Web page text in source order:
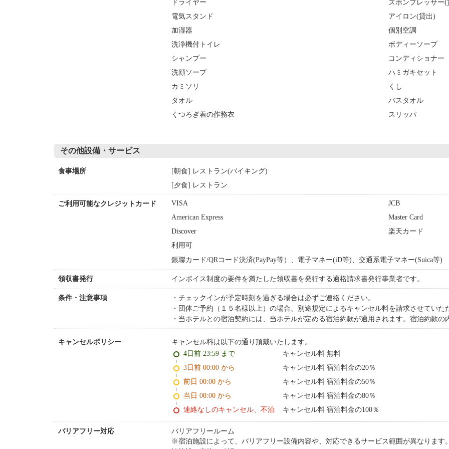
ドライヤー
ズボンプレッサー(
電気スタンド
アイロン(貸出)
加湿器
個別空調
洗浄機付トイレ
ボディーソープ
シャンプー
コンディショナー
洗顔ソープ
ハミガキセット
カミソリ
くし
タオル
バスタオル
くつろぎ着の作務衣
スリッパ
その他設備・サービス
食事場所
[朝食] レストラン(バイキング)
[夕食] レストラン
ご利用可能なクレジットカード VISA
JCB
American Express
Master Card
Discover
楽天カード
利用可
銀聯カード/QRコード決済(PayPay等）、電子マネー(iD等)、交通系電子マネー(Suica等)
領収書発行 インボイス制度の要件を満たした領収書を発行する適格請求書発行事業者です。
条件・注意事項
チェックインが予定時刻を過ぎる場合は必ずご連絡ください。
団体ご予約（１５名様以上）の場合、別途規定によるキャンセル料を請求させていた
当ホテルとの宿泊契約には、当ホテルが定める宿泊約款が適用されます。宿泊約款
キャンセルポリシー キャンセル料は以下の通り頂戴いたします。
4日前 23:59 まで
キャンセル料 無料
3日前 00:00 から
キャンセル料 宿泊料金の20％
前日 00:00 から
キャンセル料 宿泊料金の50％
当日 00:00 から
キャンセル料 宿泊料金の80％
連絡なしのキャンセル、不泊
キャンセル料 宿泊料金の100％
バリアフリー対応
バリアフリールーム
※宿泊施設によって、バリアフリー設備内容や、対応できるサービス範囲が異なりま